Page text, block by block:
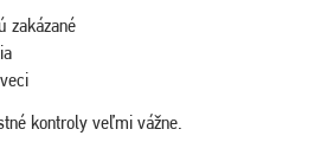
zakázané
kontroly veľmi vážne.